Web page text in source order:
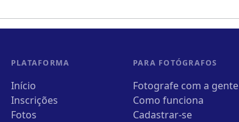
PLATAFORMA
Início
Inscrições
Fotos
PARA FOTÓGRAFOS
Fotografe com a gente
Como funciona
Cadastrar-se